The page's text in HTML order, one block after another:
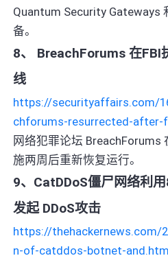
Quantum Security Gateways
备。
8、 BreachForums 在FBI
线
https://securityaffairs.com/
chforums-resurrected-after-
网络犯罪论坛 BreachForums
施两周后重新恢复运行。
9、CatDDoS僵尸网络利
发起 DDoS攻击
https://thehackernews.com/
n-of-catddos-botnet-